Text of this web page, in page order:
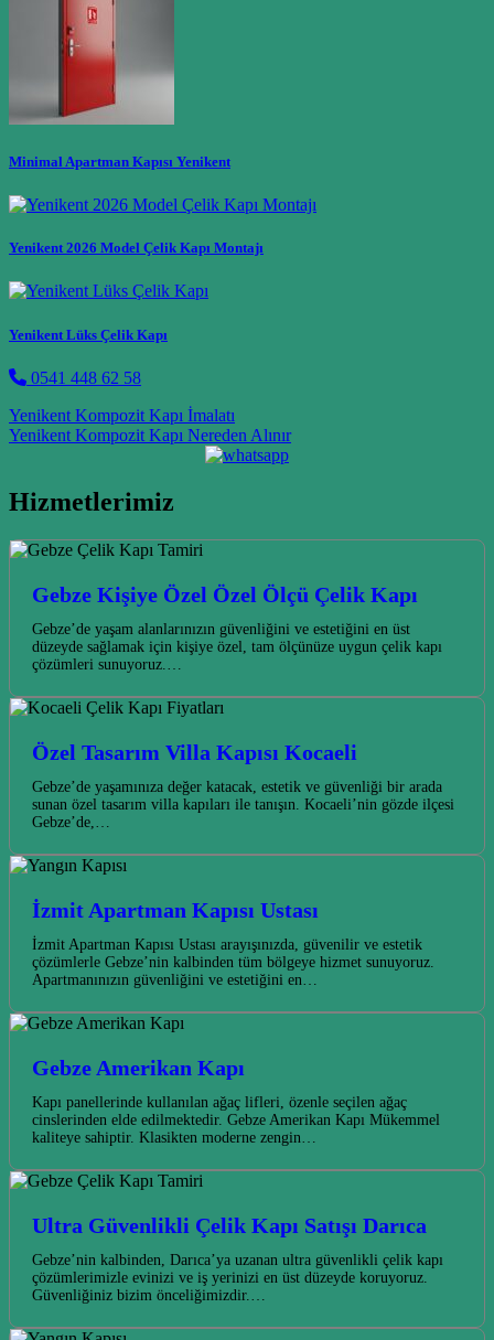
Minimal Apartman Kapısı Yenikent
Yenikent 2026 Model Çelik Kapı Montajı
Yenikent Lüks Çelik Kapı
0541 448 62 58
Post navigation
Yenikent Kompozit Kapı İmalatı
Yenikent Kompozit Kapı Nereden Alınır
Hizmetlerimiz
Gebze Kişiye Özel Özel Ölçü Çelik Kapı
Gebze’de yaşam alanlarınızın güvenliğini ve estetiğini en üst
düzeyde sağlamak için kişiye özel, tam ölçünüze uygun çelik kapı
çözümleri sunuyoruz.…
Özel Tasarım Villa Kapısı Kocaeli
Gebze’de yaşamınıza değer katacak, estetik ve güvenliği bir arada
sunan özel tasarım villa kapıları ile tanışın. Kocaeli’nin gözde ilçesi
Gebze’de,…
İzmit Apartman Kapısı Ustası
İzmit Apartman Kapısı Ustası arayışınızda, güvenilir ve estetik
çözümlerle Gebze’nin kalbinden tüm bölgeye hizmet sunuyoruz.
Apartmanınızın güvenliğini ve estetiğini en…
Gebze Amerikan Kapı
Kapı panellerinde kullanılan ağaç lifleri, özenle seçilen ağaç
cinslerinden elde edilmektedir. Gebze Amerikan Kapı Mükemmel
kaliteye sahiptir. Klasikten moderne zengin…
Ultra Güvenlikli Çelik Kapı Satışı Darıca
Gebze’nin kalbinden, Darıca’ya uzanan ultra güvenlikli çelik kapı
çözümlerimizle evinizi ve iş yerinizi en üst düzeyde koruyoruz.
Güvenliğiniz bizim önceliğimizdir.…